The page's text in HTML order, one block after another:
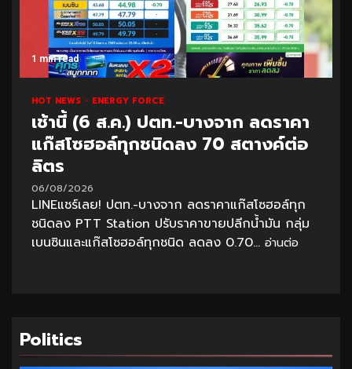
1 min read
HOT NEWS ENERGY FORCE
เช้านี้ (6 ส.ค.) ปตท.-บางจาก ลดราคา
แก๊สโซฮอล์ทุกชนิดลง 70 สตางค์ต่อ
ลิตร
06/08/2026
LINEแชร์เลย! ปตท.-บางจาก ลดราคาแก๊สโซฮอล์ทุก
ชนิดลง PTT Station ปรับราคาขายปลีกน้ำมัน กลุ่ม
เบนซินและแก๊สโซฮอล์ทุกชนิด ลดลง 0.70... อ่านต่อ
Politics